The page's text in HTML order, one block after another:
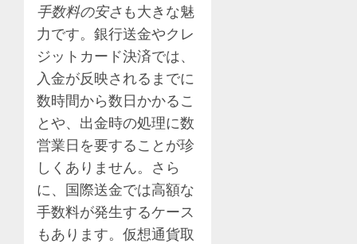
手数料の安さも大きな魅
力です。銀行送金やクレ
ジットカード決済では、
入金が反映されるまでに
数時間から数日かかるこ
とや、出金時の処理に数
営業日を要することが珍
しくありません。さら
に、国際送金では高額な
手数料が発生するケース
もあります。仮想通貨取